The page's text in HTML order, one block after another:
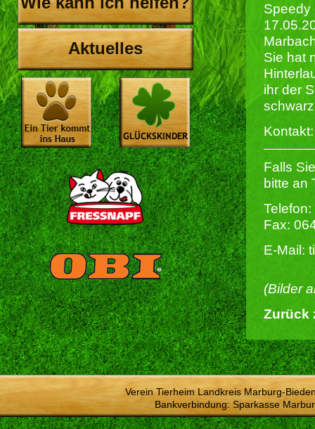
Aktuelles
Speedy
Sie hat
ihr der
Falls
bitte an
Fax:
E-Mail:
(Bilder
Zurück
Verein Tierheim Landkreis Marburg-
Bankverbindung: Sparkasse